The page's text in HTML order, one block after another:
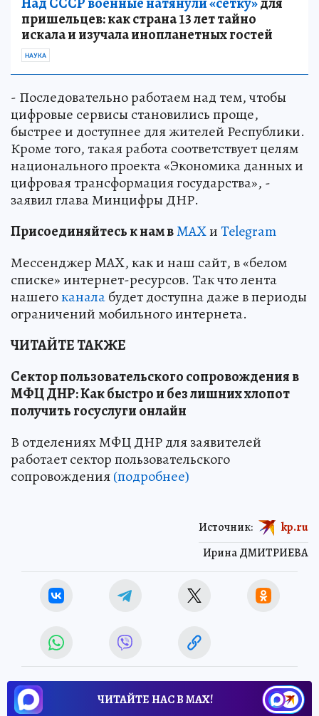
пришельцев: как страна 13 лет тайно
искала и изучала инопланетных гостей
НАУКА
- Последовательно работаем над тем, чтобы
цифровые сервисы становились проще,
быстрее и доступнее для жителей Республики.
Кроме того, такая работа соответствует целям
национального проекта «Экономика данных и
цифровая трансформация государства», -
заявил глава Минцифры ДНР.
Присоединяйтесь к нам вMAXиTelegram
Мессенджер MAX, как и наш сайт, в «белом
списке» интернет-ресурсов. Так что лента
нашегоканалабудет доступна даже в периоды
ограничений мобильного интернета.
ЧИТАЙТЕ ТАКЖЕ
Сектор пользовательского сопровождения в
МФЦ ДНР: Как быстро и без лишних хлопот
получить госуслуги онлайн
В отделениях МФЦ ДНР для заявителей
работает сектор пользовательского
сопровождения(подробнее)
Ирина ДМИТРИЕВА
Источник: kp.ru
ЧИТАЙТЕ НАС В МАХ!